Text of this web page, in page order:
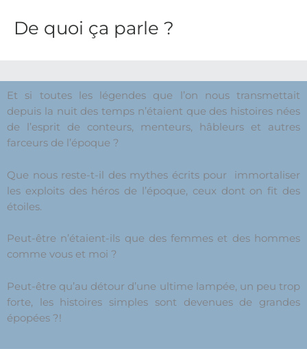
De quoi ça parle ?
Et si toutes les légendes que l’on nous transmettait
depuis la nuit des temps n’étaient que des histoires nées
de l’esprit de conteurs, menteurs, hâbleurs et autres
farceurs de l’époque ?
Que nous reste-t-il des mythes écrits pour immortaliser
les exploits des héros de l’époque, ceux dont on fit des
étoiles.
Peut-être n’étaient-ils que des femmes et des hommes
comme vous et moi ?
Peut-être qu’au détour d’une ultime lampée, un peu trop
forte, les histoires simples sont devenues de grandes
épopées ?!